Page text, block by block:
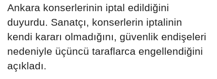
Ankara konserlerinin iptal edildiğini
duyurdu. Sanatçı, konserlerin iptalinin
kendi kararı olmadığını, güvenlik endişeleri
nedeniyle üçüncü taraflarca engellendiğini
açıkladı.